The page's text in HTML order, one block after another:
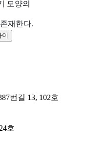
모양의
재한다.
이
번길 13, 102호
호